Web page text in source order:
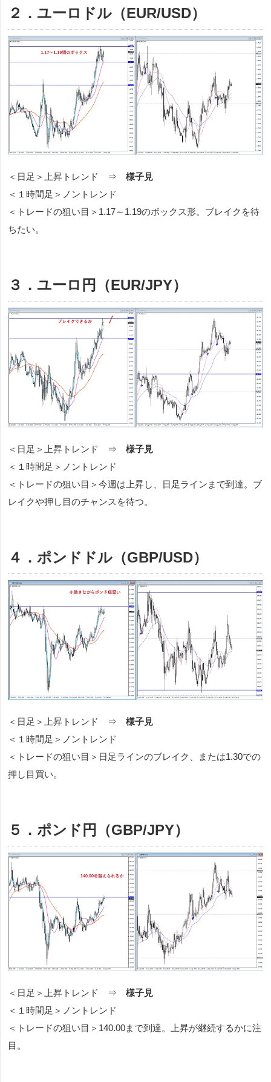
２．ユーロドル（EUR/USD）
＜日足＞上昇トレンド ⇒ 様子見
＜１時間足＞ノントレンド
＜トレードの狙い目＞1.17～1.19のボックス形。ブレイクを待
ちたい。
３．ユーロ円（EUR/JPY）
＜日足＞上昇トレンド ⇒ 様子見
＜１時間足＞ノントレンド
＜トレードの狙い目＞今週は上昇し、日足ラインまで到達。ブ
レイクや押し目のチャンスを待つ。
４．ポンドドル（GBP/USD）
＜日足＞上昇トレンド ⇒ 様子見
＜１時間足＞ノントレンド
＜トレードの狙い目＞日足ラインのブレイク、または1.30での
押し目買い。
５．ポンド円（GBP/JPY）
＜日足＞上昇トレンド ⇒ 様子見
＜１時間足＞ノントレンド
＜トレードの狙い目＞140.00まで到達。上昇が継続するかに注
目。